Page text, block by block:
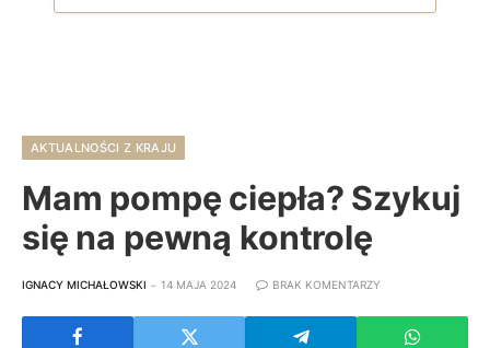
AKTUALNOŚCI Z KRAJU
Mam pompę ciepła? Szykuj
się na pewną kontrolę
IGNACY MICHAŁOWSKI 14 MAJA 2024 BRAK KOMENTARZY